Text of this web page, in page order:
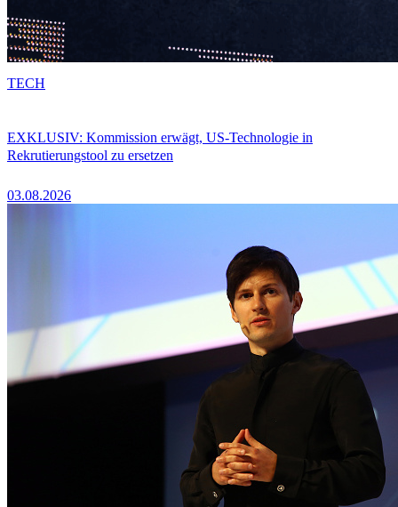
EXKLUSIV: Kommission erwägt, US-Technologie in
Rekrutierungstool zu ersetzen
03.08.2026
TECH